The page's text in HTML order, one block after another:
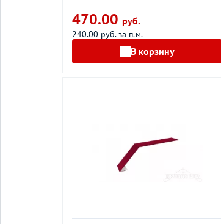
470.00 руб.
240.00 руб. за п.м.
В корзину